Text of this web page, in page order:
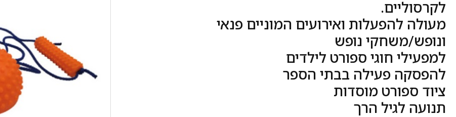
לקרסוליים.
מעולה להפעלות ואירועים המוניים פנאי
ונופש/משחקי נופש
למפעילי חוגי ספורט לילדים
להפסקה פעילה בבתי הספר
ציוד ספורט מוסדות
תנועה לגיל הרך